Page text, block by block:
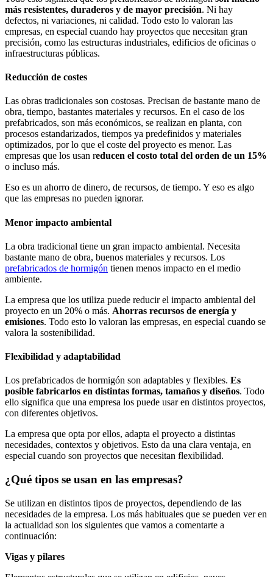
más resistentes, duraderos y de mayor precisión. Ni hay
defectos, ni variaciones, ni calidad. Todo esto lo valoran las
empresas, en especial cuando hay proyectos que necesitan gran
precisión, como las estructuras industriales, edificios de oficinas o
infraestructuras públicas.
Reducción de costes
Las obras tradicionales son costosas. Precisan de bastante mano de
obra, tiempo, bastantes materiales y recursos. En el caso de los
prefabricados, son más económicos, se realizan en planta, con
procesos estandarizados, tiempos ya predefinidos y materiales
optimizados, por lo que el coste del proyecto es menor. Las
empresas que los usan reducen el costo total del orden de un 15%
o incluso más.
Eso es un ahorro de dinero, de recursos, de tiempo. Y eso es algo
que las empresas no pueden ignorar.
Menor impacto ambiental
La obra tradicional tiene un gran impacto ambiental. Necesita
bastante mano de obra, buenos materiales y recursos. Los
prefabricados de hormigón tienen menos impacto en el medio
ambiente.
La empresa que los utiliza puede reducir el impacto ambiental del
proyecto en un 20% o más. Ahorras recursos de energía y
emisiones. Todo esto lo valoran las empresas, en especial cuando se
valora la sostenibilidad.
Flexibilidad y adaptabilidad
Los prefabricados de hormigón son adaptables y flexibles. Es
posible fabricarlos en distintas formas, tamaños y diseños. Todo
ello significa que una empresa los puede usar en distintos proyectos,
con diferentes objetivos.
La empresa que opta por ellos, adapta el proyecto a distintas
necesidades, contextos y objetivos. Esto da una clara ventaja, en
especial cuando son proyectos que necesitan flexibilidad.
¿Qué tipos se usan en las empresas?
Se utilizan en distintos tipos de proyectos, dependiendo de las
necesidades de la empresa. Los más habituales que se pueden ver en
la actualidad son los siguientes que vamos a comentarte a
continuación:
Vigas y pilares